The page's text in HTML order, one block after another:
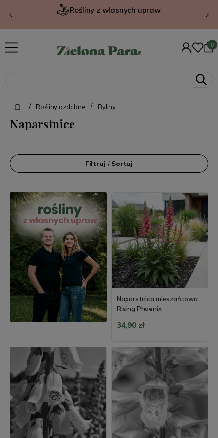
Rośliny z własnych upraw
/ Rośliny ozdobne / Byliny
Naparstnice
Filtruj / Sortuj
Naparstnica mieszańcowa
Rising Phoenix
34,90 zł